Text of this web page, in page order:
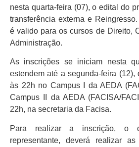
nesta quarta-feira (07), o edital do
transferência externa e
é valido para os cursos de Direito,
Administração.
As inscrições se iniciam nesta
estendem até a segunda-feira
às 22h no Campus I da AEDA
Campus II da AEDA (FACISA/
22h, na secretaria da Facisa.
Para realizar a inscrição, o
representante, deverá realizar